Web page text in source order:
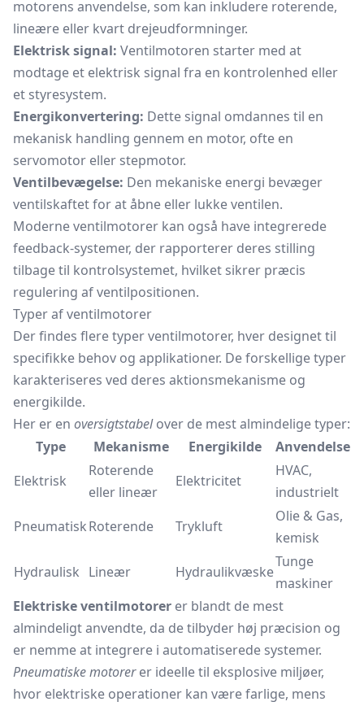
motorens anvendelse, som kan inkludere roterende,
lineære eller kvart drejeudformninger.
Elektrisk signal: Ventilmotoren starter med at
modtage et elektrisk signal fra en kontrolenhed eller
et styresystem.
Energikonvertering: Dette signal omdannes til en
mekanisk handling gennem en motor, ofte en
servomotor eller stepmotor.
Ventilbevægelse: Den mekaniske energi bevæger
ventilskaftet for at åbne eller lukke ventilen.
Moderne ventilmotorer kan også have integrerede
feedback-systemer, der rapporterer deres stilling
tilbage til kontrolsystemet, hvilket sikrer præcis
regulering af ventilpositionen.
Typer af ventilmotorer
Der findes flere typer ventilmotorer, hver designet til
specifikke behov og applikationer. De forskellige typer
karakteriseres ved deres aktionsmekanisme og
energikilde.
Her er en oversigtstabelover de mest almindelige typer:
Type
Mekanisme Energikilde
Anvendelse
Elektrisk
Roterende
eller lineær
Elektricitet
HVAC,
industrielt
PneumatiskRoterende Trykluft
Olie & Gas,
kemisk
Hydraulisk Lineær Hydraulikvæske
Tunge
maskiner
Elektriske ventilmotorer er blandt de mest
almindeligt anvendte, da de tilbyder høj præcision og
er nemme at integrere i automatiserede systemer.
Pneumatiske motorerer ideelle til eksplosive miljøer,
hvor elektriske operationer kan være farlige, mens